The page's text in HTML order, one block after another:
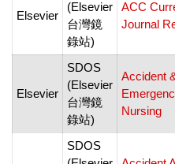
Elsevier
(Elsevier
台灣鏡
錄站)
ACC
Journal
Elsevier
SDOS
(Elsevier
台灣鏡
錄站)
Accident
Nursing
SDOS